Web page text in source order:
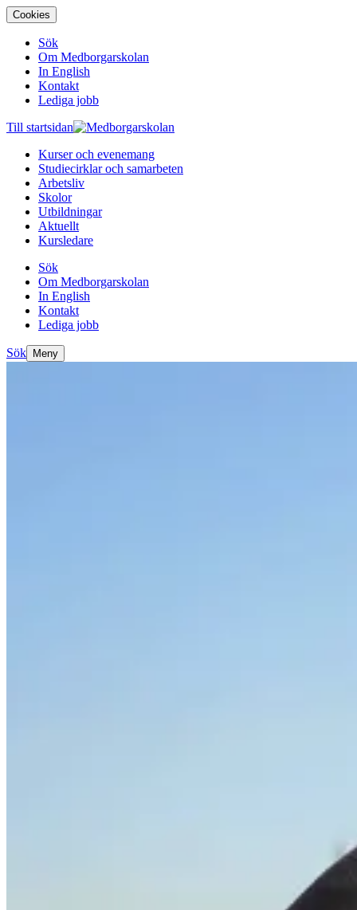
Cookies
Sök
Om Medborgarskolan
In English
Kontakt
Lediga jobb
Till startsidan
Kurser och evenemang
Studiecirklar och samarbeten
Arbetsliv
Skolor
Utbildningar
Aktuellt
Kursledare
Sök
Om Medborgarskolan
In English
Kontakt
Lediga jobb
Sök Meny